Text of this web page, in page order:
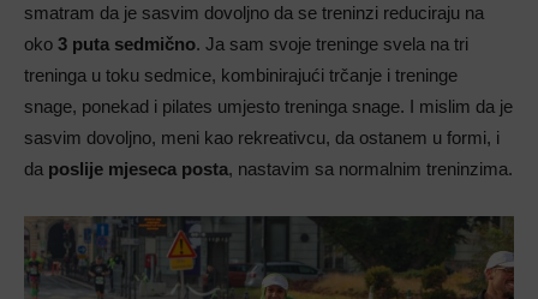
smatram da je sasvim dovoljno da se treninzi reduciraju na
oko 3 puta sedmično. Ja sam svoje treninge svela na tri
treninga u toku sedmice, kombinirajući trčanje i treninge
snage, ponekad i pilates umjesto treninga snage. I mislim da je
sasvim dovoljno, meni kao rekreativcu, da ostanem u formi, i
da poslije mjeseca posta, nastavim sa normalnim treninzima.